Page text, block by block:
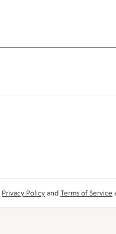
Privacy Policy and Terms of Service